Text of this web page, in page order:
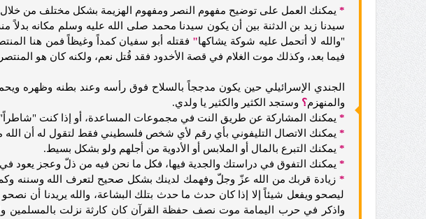
* يمكنك العمل على توضيح مفهوم النصر ومفهوم الهزيمة بشكل مختلف من خلال
سيدنا زيد بن الدثنة بين أن يكون سيدنا محمد صلى الله عليه وسلم مكانه
"والله لا أتحمل عليه شوكة يشاكها" فقتله أبو سفيان كمداً وغيظاً فمن هنا
فيما بعد، وكذلك موت الغلام في قصة الأخدود فقد قُتل نعم، ولكنه كان هو
الجندي الإسرائيلي حين يكون مدججاً بالسلاح فوق رأسه وعند بطنه وظهره
والمنهزم؟ وستجد الكثير والكثير يا ولدي.
* يمكنك المشاركة عن طريق النت في مجموعات المساعدة، أو إذا كنت
* يمكنك الاتصال التليفوني بأي رقم لأي شخص فلسطيني فقط لتقول له أن الله
* يمكنك التبرع بالمال أو الملابس أو الأدوية من أجلهم ولو بشكل بسيط.
* يمكنك التفوق في دراستك والجدية فيها، فكل ما نحن فيه من ذلّ وعجز يعود
* زيادة قربك من الله عزّ وجلّ وفهمك لدينك بشكل صحيح لتعرف الله وسننه وكم
ليصحو ويفعل شيئاً إلا إذا كان حدث ما حدث بتلك البشاعة، والله يريدنا أن
واذكر في حرب اليمامة موت نصف حفظة القرآن كان كارثة نزلت بالمسلمين